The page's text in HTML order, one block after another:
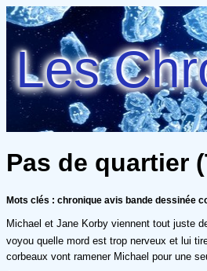
Les
Pas de quartier
Mots clés : chronique avis bande dessinée
Michael et Jane Korby viennent tout juste
voyou quelle mord est trop nerveux et lui
corbeaux vont ramener Michael pour une